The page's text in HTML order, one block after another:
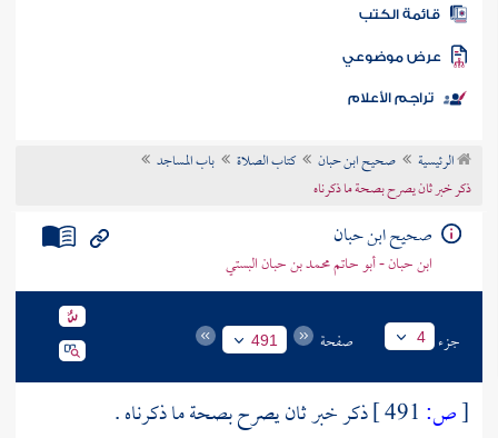
المكتبة
الكتب
موضوعي
تراجم الأعلام
الرئيسية صحيح ابن حبان كتاب الصلاة
باب المساجد
ذكر خبر ثان يصرح بصحة ما ذكرناه
صحيح ابن حبان
ابن حبان - أبو حاتم محمد بن حبان البستي
جزء 4 صفحة 491
[ص:
ذكر خبر ثان يصرح بصحة ما ذكرناه .